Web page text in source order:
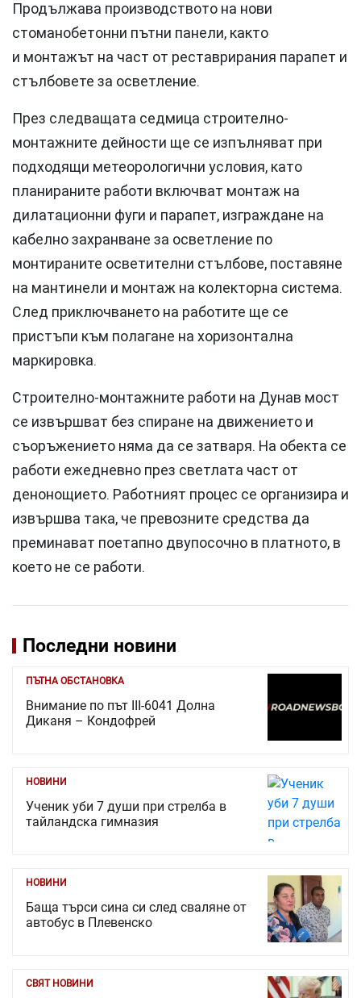
Продължава производството на нови
стоманобетонни пътни панели, както
и монтажът на част от реставрирания парапет и
стълбовете за осветление.
През следващата седмица строително-
монтажните дейности ще се изпълняват при
подходящи метеорологични условия, като
планираните работи включват монтаж на
дилатационни фуги и парапет, изграждане на
кабелно захранване за осветление по
монтираните осветителни стълбове, поставяне
на мантинели и монтаж на колекторна система.
След приключването на работите ще се
пристъпи към полагане на хоризонтална
маркировка.
Строително-монтажните работи на Дунав мост
се извършват без спиране на движението и
съоръжението няма да се затваря. На обекта се
работи ежедневно през светлата част от
денонощието. Работният процес се организира и
извършва така, че превозните средства да
преминават поетапно двупосочно в платното, в
което не се работи.
Последни новини
ПЪТНА ОБСТАНОВКА
Внимание по път III-6041 Долна
Диканя – Кондофрей
НОВИНИ
Ученик уби 7 души при стрелба в
тайландска гимназия
НОВИНИ
Баща търси сина си след сваляне от
автобус в Плевенско
СВЯТ НОВИНИ